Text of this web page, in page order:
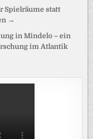
Spielräume statt
→
in Mindelo – ein
im Atlantik